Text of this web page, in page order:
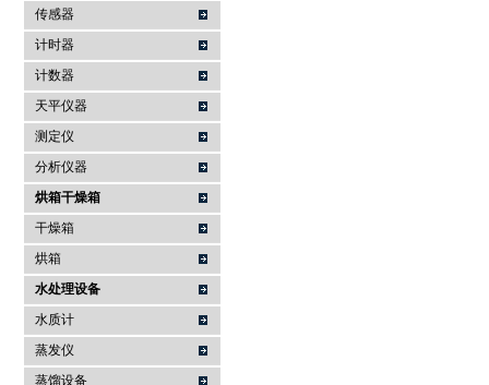
传感器
计时器
计数器
天平仪器
测定仪
分析仪器
烘箱干燥箱
干燥箱
烘箱
水处理设备
水质计
蒸发仪
蒸馏设备